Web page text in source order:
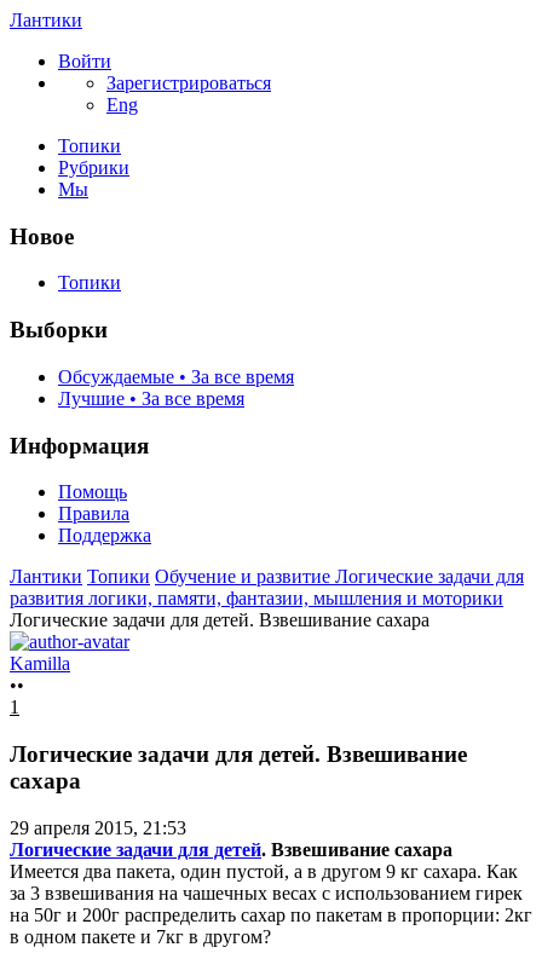
Лантики
Войти
Зарегистрироваться
Eng
Топики
Рубрики
Мы
Новое
Топики
Выборки
Обсуждаемые • За все время
Лучшие • За все время
Информация
Помощь
Правила
Поддержка
Лантики Топики Обучение и развитие Логические задачи для
развития логики, памяти, фантазии, мышления и моторики
Логические задачи для детей. Взвешивание сахара
Kamilla
••
1
Логические задачи для детей. Взвешивание
сахара
29 апреля 2015, 21:53
Логические задачи для детей. Взвешивание сахара
Имеется два пакета, один пустой, а в другом 9 кг сахара. Как
за 3 взвешивания на чашечных весах с использованием гирек
на 50г и 200г распределить сахар по пакетам в пропорции: 2кг
в одном пакете и 7кг в другом?